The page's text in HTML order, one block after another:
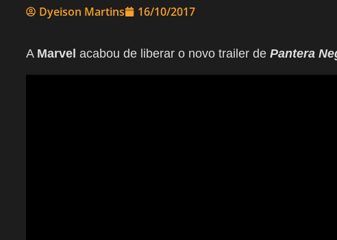
Dyeison Martins 16/10/2017
A Marvel acabou de liberar o novo trailer de Pantera